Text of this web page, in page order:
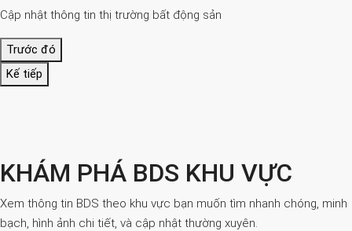
Cập nhật thông tin thị trường bất động sản
Trước đó
Kế tiếp
KHÁM PHÁ BDS KHU VỰC
Xem thông tin BDS theo khu vực bạn muốn tìm nhanh chóng, minh
bạch, hình ảnh chi tiết, và cập nhật thường xuyên.